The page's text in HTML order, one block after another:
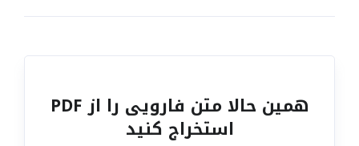
همین حالا متن فارویی را از PDF
استخراج کنید